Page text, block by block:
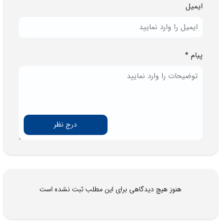
ایمیل
پیام *
درج نظر
هنوز هیچ دیدگاهی برای این مطلب ثبت نشده است